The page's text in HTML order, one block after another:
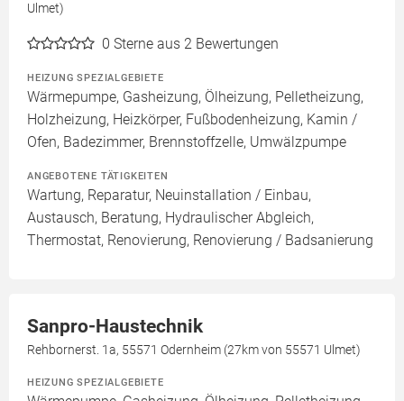
Ulmet)
0 Sterne aus 2 Bewertungen
HEIZUNG SPEZIALGEBIETE
Wärmepumpe, Gasheizung, Ölheizung, Pelletheizung,
Holzheizung, Heizkörper, Fußbodenheizung, Kamin /
Ofen, Badezimmer, Brennstoffzelle, Umwälzpumpe
ANGEBOTENE TÄTIGKEITEN
Wartung, Reparatur, Neuinstallation / Einbau,
Austausch, Beratung, Hydraulischer Abgleich,
Thermostat, Renovierung, Renovierung / Badsanierung
Sanpro-Haustechnik
Rehbornerst. 1a, 55571 Odernheim (27km von 55571 Ulmet)
HEIZUNG SPEZIALGEBIETE